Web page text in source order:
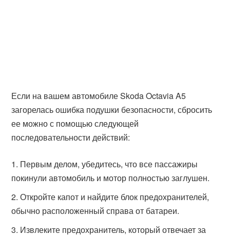
Если на вашем автомобиле Skoda Octavia A5
загорелась ошибка подушки безопасности, сбросить
ее можно с помощью следующей
последовательности действий:
Первым делом, убедитесь, что все пассажиры
покинули автомобиль и мотор полностью заглушен.
Откройте капот и найдите блок предохранителей,
обычно расположенный справа от батареи.
Извлеките предохранитель, который отвечает за